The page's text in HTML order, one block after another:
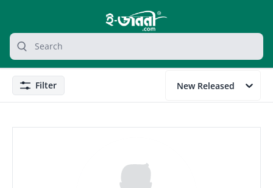
grocery search at header
Search
FilterFilter New Released